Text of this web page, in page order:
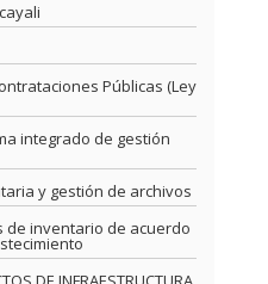
Públicas (Ley
integrado de gestión
y gestión de archivos
de inventario de acuerdo